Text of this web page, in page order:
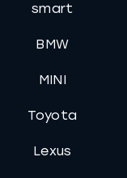
smart
BMW
MINI
Toyota
Lexus